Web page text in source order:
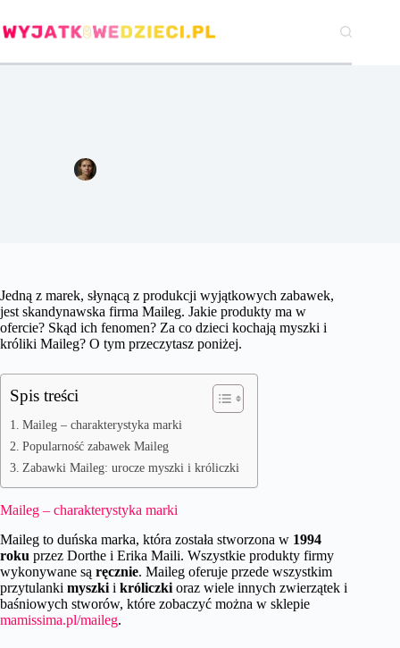
do
treści
Jedną z marek, słynącą z produkcji wyjątkowych zabawek,
jest skandynawska firma Maileg. Jakie produkty ma w
ofercie? Skąd ich fenomen? Za co dzieci kochają myszki i
króliki Maileg? O tym przeczytasz poniżej.
Spis treści
Maileg – charakterystyka marki
Popularność zabawek Maileg
Zabawki Maileg: urocze myszki i króliczki
Maileg – charakterystyka marki
Maileg to duńska marka, która została stworzona w 1994
roku przez Dorthe i Erika Maili. Wszystkie produkty firmy
wykonywane są ręcznie. Maileg oferuje przede wszystkim
przytulanki myszki i króliczki oraz wiele innych zwierzątek i
baśniowych stworów, które zobaczyć można w sklepie
mamissima.pl/maileg.